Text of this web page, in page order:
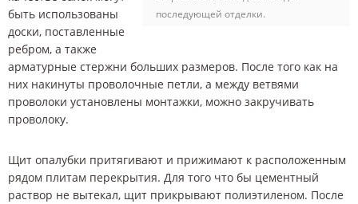
последующей отделки.
быть использованы
доски, поставленные
ребром, а также
арматурные стержни больших размеров. После того как на
них накинуты проволочные петли, а между ветвями
проволоки установлены монтажки, можно закручивать
проволоку.
Щит опалубки притягивают и прижимают к расположенным
рядом плитам перекрытия. Для того что бы цементный
раствор не вытекал, щит прикрывают полиэтиленом. После